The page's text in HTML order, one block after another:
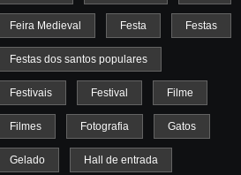
Feira Medieval Festa Festas
Festas dos santos populares
Festivais Festival Filme
Filmes Fotografia Gatos
Gelado Hall de entrada